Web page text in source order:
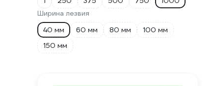
Ширина лезвия
40 мм
60 мм 80 мм
100 мм
150 мм